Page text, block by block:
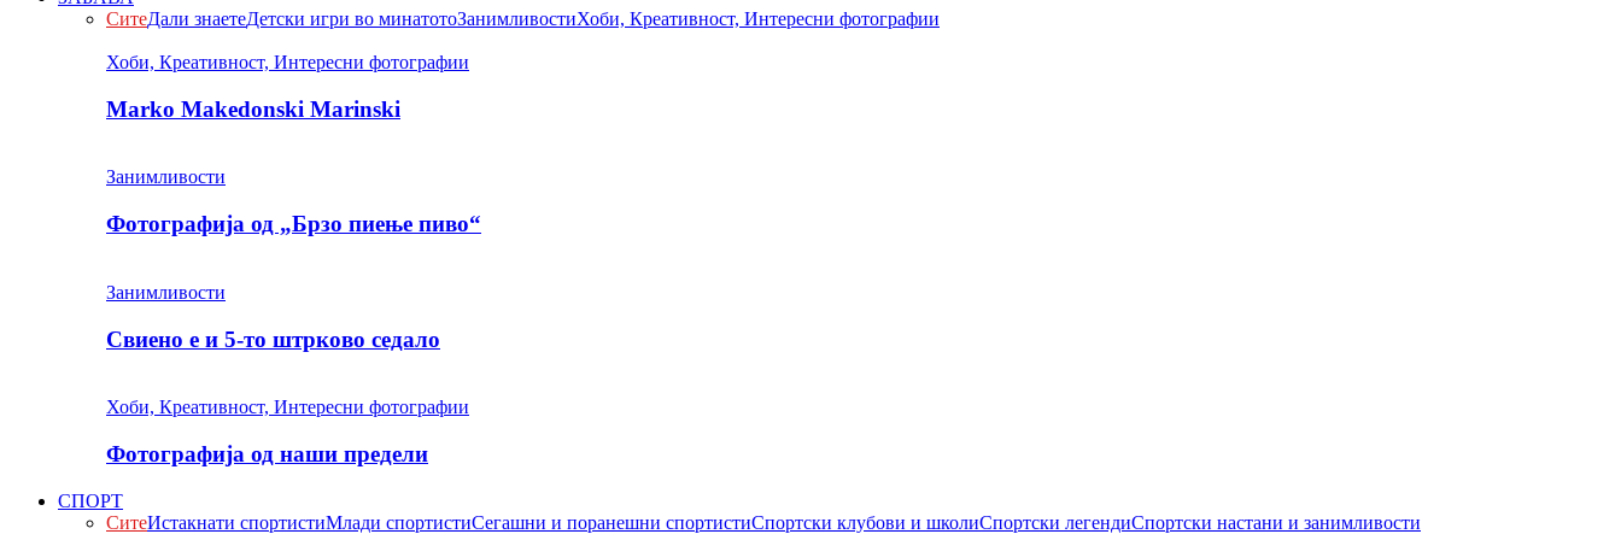
СитеДали знаетеДетски игри во минатотоЗанимливостиХоби, Креативност, Интересни фотографии
Хоби, Креативност, Интересни фотографии
Marko Makedonski Marinski
Занимливости
Фотографија од „Брзо пиење пиво“
Занимливости
Свиено е и 5-то штрково седало
Хоби, Креативност, Интересни фотографии
Фотографија од наши предели
СПОРТ
СитеИстакнати спортистиМлади спортистиСегашни и поранешни спортистиСпортски клубови и школиСпортски легендиСпортски настани и занимливости